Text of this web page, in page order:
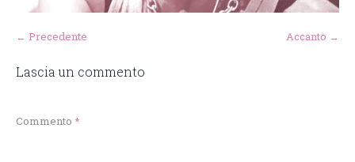
← Precedente Accanto →
Lascia un commento
Commento *